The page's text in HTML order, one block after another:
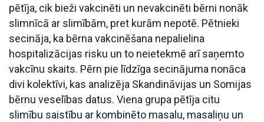
pētīja, cik bieži vakcinēti un nevakcinēti bērni nonāk
slimnīcā ar slimībām, pret kurām nepotē. Pētnieki
secināja, ka bērna vakcinēšana nepalielina
hospitalizācijas risku un to neietekmē arī saņemto
vakcīnu skaits. Pērn pie līdzīga secinājuma nonāca
divi kolektīvi, kas analizēja Skandināvijas un Somijas
bērnu veselības datus. Viena grupa pētīja citu
slimību saistību ar kombinēto masalu, masaliņu un